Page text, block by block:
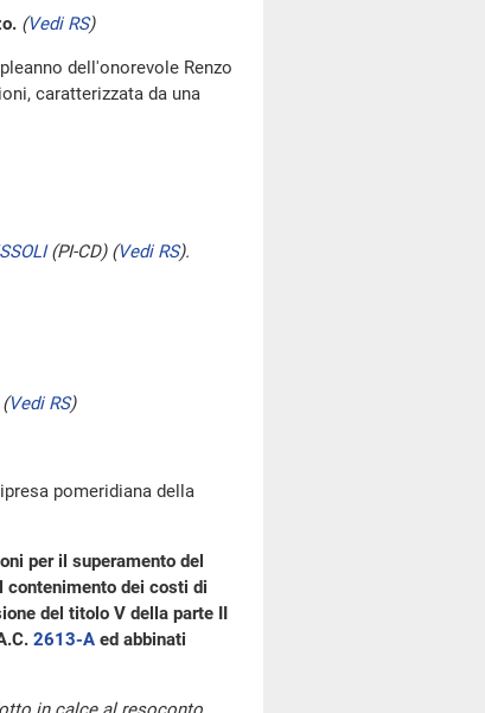
(Vedi RS)
dell'onorevole Renzo
caratterizzata da una
(PI-CD) (Vedi RS).
(Vedi RS)
pomeridiana della
per il superamento del
contenimento dei costi di
del titolo V della parte II
2613-A ed abbinati